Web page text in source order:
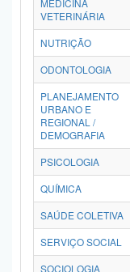
MEDICINA
VETERINÁRIA
NUTRIÇÃO
ODONTOLOGIA
PLANEJAMENTO
URBANO E
REGIONAL /
DEMOGRAFIA
PSICOLOGIA
QUÍMICA
SAÚDE COLETIVA
SERVIÇO SOCIAL
SOCIOLOGIA